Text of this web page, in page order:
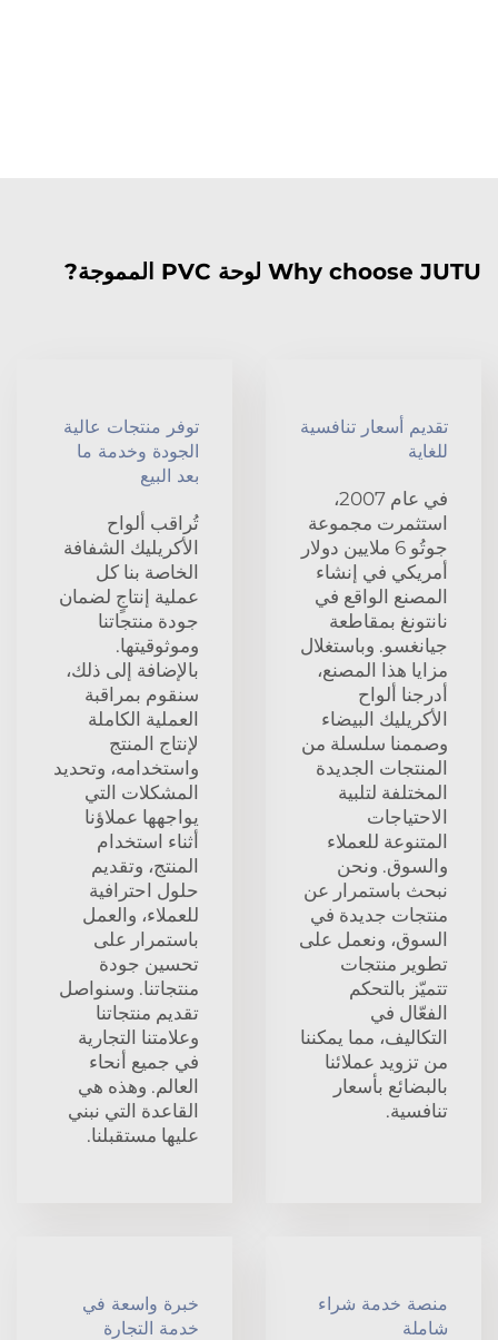
Why choose JUTU لوحة PVC المموجة?
تقديم أسعار تنافسية
للغاية
في عام 2007،
استثمرت مجموعة
جوتُو 6 ملايين دولار
أمريكي في إنشاء
المصنع الواقع في
نانتونغ بمقاطعة
جيانغسو. وباستغلال
مزايا هذا المصنع،
أدرجنا ألواح
الأكريليك البيضاء
وصممنا سلسلة من
المنتجات الجديدة
المختلفة لتلبية
الاحتياجات
المتنوعة للعملاء
والسوق. ونحن
نبحث باستمرار عن
منتجات جديدة في
السوق، ونعمل على
تطوير منتجات
تتميّز بالتحكم
الفعّال في
التكاليف، مما يمكننا
من تزويد عملائنا
بالبضائع بأسعار
تنافسية.
توفر منتجات عالية
الجودة وخدمة ما
بعد البيع
تُراقب ألواح
الأكريليك الشفافة
الخاصة بنا كل
عملية إنتاجٍ لضمان
جودة منتجاتنا
وموثوقيتها.
بالإضافة إلى ذلك،
سنقوم بمراقبة
العملية الكاملة
لإنتاج المنتج
واستخدامه، وتحديد
المشكلات التي
يواجهها عملاؤنا
أثناء استخدام
المنتج، وتقديم
حلول احترافية
للعملاء، والعمل
باستمرار على
تحسين جودة
منتجاتنا. وسنواصل
تقديم منتجاتنا
وعلامتنا التجارية
في جميع أنحاء
العالم. وهذه هي
القاعدة التي نبني
عليها مستقبلنا.
منصة خدمة شراء
شاملة
خبرة واسعة في
خدمة التجارة